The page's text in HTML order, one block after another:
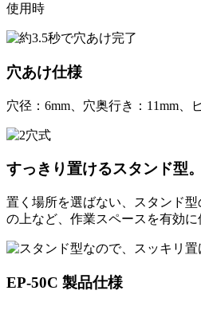
使用時
穴あけ仕様
穴径：6mm、穴奥行き：11mm、
すっきり置けるスタンド型。
置く場所を選ばない、スタンド
の上など、作業スペースを有効に
EP-50C 製品仕様